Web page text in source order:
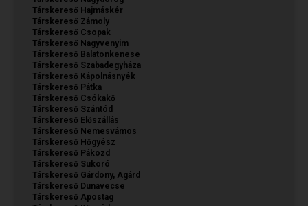
Társkereső Hajmáskér
Társkereső Zámoly
Társkereső Csopak
Társkereső Nagyvenyim
Társkereső Balatonkenese
Társkereső Szabadegyháza
Társkereső Kápolnásnyék
Társkereső Pátka
Társkereső Csókakő
Társkereső Szántód
Társkereső Előszállás
Társkereső Nemesvámos
Társkereső Hőgyész
Társkereső Pákozd
Társkereső Sukoró
Társkereső Gárdony, Agárd
Társkereső Dunavecse
Társkereső Apostag